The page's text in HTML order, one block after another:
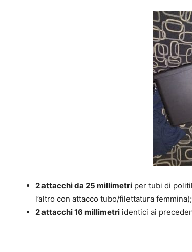
2 attacchi da 25 millimetri per tubi di
l’altro con attacco tubo/filettatura femmina);
2 attacchi 16 millimetri identici ai